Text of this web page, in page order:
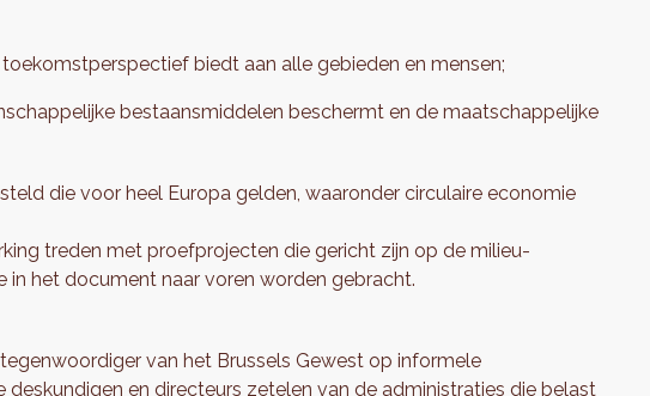
biedt aan alle gebieden en mensen;
bestaansmiddelen beschermt en de maatschappelijke
die voor heel Europa gelden, waaronder circulaire economie
treden met proefprojecten die gericht zijn op de milieu-
in het document naar voren worden gebracht.
van het Brussels Gewest op informele
deskundigen en directeurs zetelen van de administraties die belast